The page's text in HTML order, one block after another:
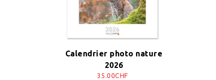
Calendrier photo nature
2026
35.00CHF